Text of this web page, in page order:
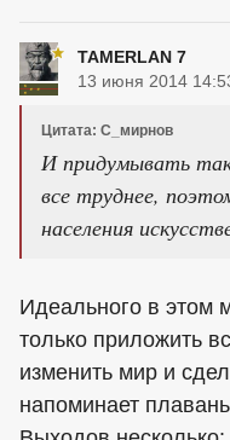
TAMERLAN 7
13 июня 2014
Цитата: С_мирнов
И придумывать
все труднее,
населения
Идеального в этом
только приложить
изменить мир и
напоминает